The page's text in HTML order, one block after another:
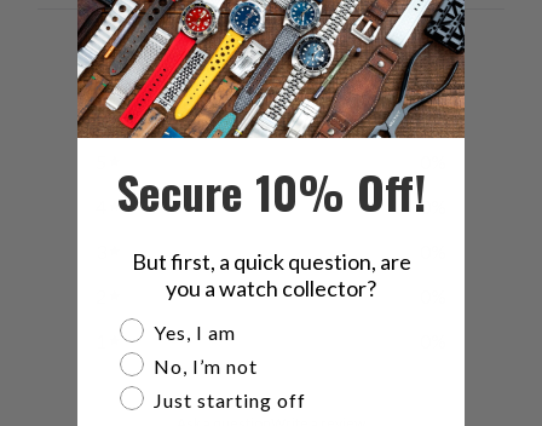
で
共
有
す
る
友
達
に
送
っ
く
さ
い。
0 / 50 reviews
0
Secure 10% Off!
But first, a quick question, are
you a watch collector?
Are you a watch collector?
Yes, I am
No, I’m not
Just starting off